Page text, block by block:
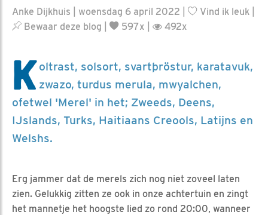
Anke Dijkhuis | woensdag 6 april 2022 | Vind ik leuk
Bewaar deze blog
597x | 492x
Koltrast, solsort, svartþröstur, karatavuk,
zwazo, turdus merula, mwyalchen,
ofetwel 'Merel' in het; Zweeds, Deens,
IJslands, Turks, Haitiaans Creools, Latijns en
Welshs.
Erg jammer dat de merels zich nog niet zoveel laten
zien. Gelukkig zitten ze ook in onze achtertuin en zingt
het mannetje het hoogste lied zo rond 20:00, wanneer